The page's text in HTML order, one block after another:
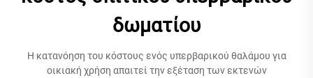
δωματίου
Η κατανόηση του κόστους ενός υπερβαρικού θαλάμου για
οικιακή χρήση απαιτεί την εξέταση των εκτενών